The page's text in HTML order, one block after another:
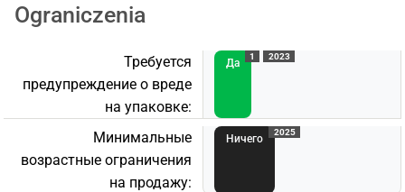
Ograniczenia
Требуется
предупреждение о вреде
на упаковке:
Да
1 2023
Минимальные
возрастные ограничения
на продажу:
Ничего
A
2025